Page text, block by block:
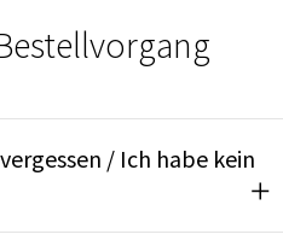
/ Ich habe kein